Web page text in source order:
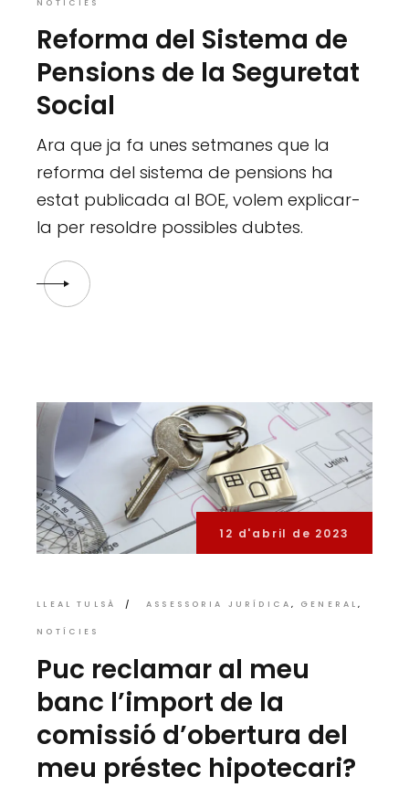
NOTÍCIES
Reforma del Sistema de
Pensions de la Seguretat
Social
Ara que ja fa unes setmanes que la
reforma del sistema de pensions ha
estat publicada al BOE, volem explicar-
la per resoldre possibles dubtes.
12 d'abril de 2023
LLEAL TULSÀ ASSESSORIA JURÍDICA GENERAL
NOTÍCIES
Puc reclamar al meu
banc l’import de la
comissió d’obertura del
meu préstec hipotecari?